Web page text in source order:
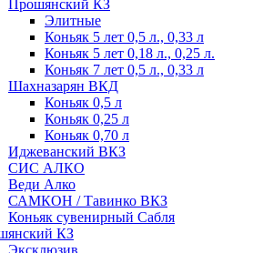
Прошянский КЗ
Элитные
Коньяк 5 лет 0,5 л., 0,33 л
Коньяк 5 лет 0,18 л., 0,25 л.
Коньяк 7 лет 0,5 л., 0,33 л
Шахназарян ВКД
Коньяк 0,5 л
Коньяк 0,25 л
Коньяк 0,70 л
Иджеванский ВКЗ
СИС АЛКО
Веди Алко
САМКОН / Тавинко ВКЗ
Коньяк сувенирный Сабля
КЗ
Эксклюзив